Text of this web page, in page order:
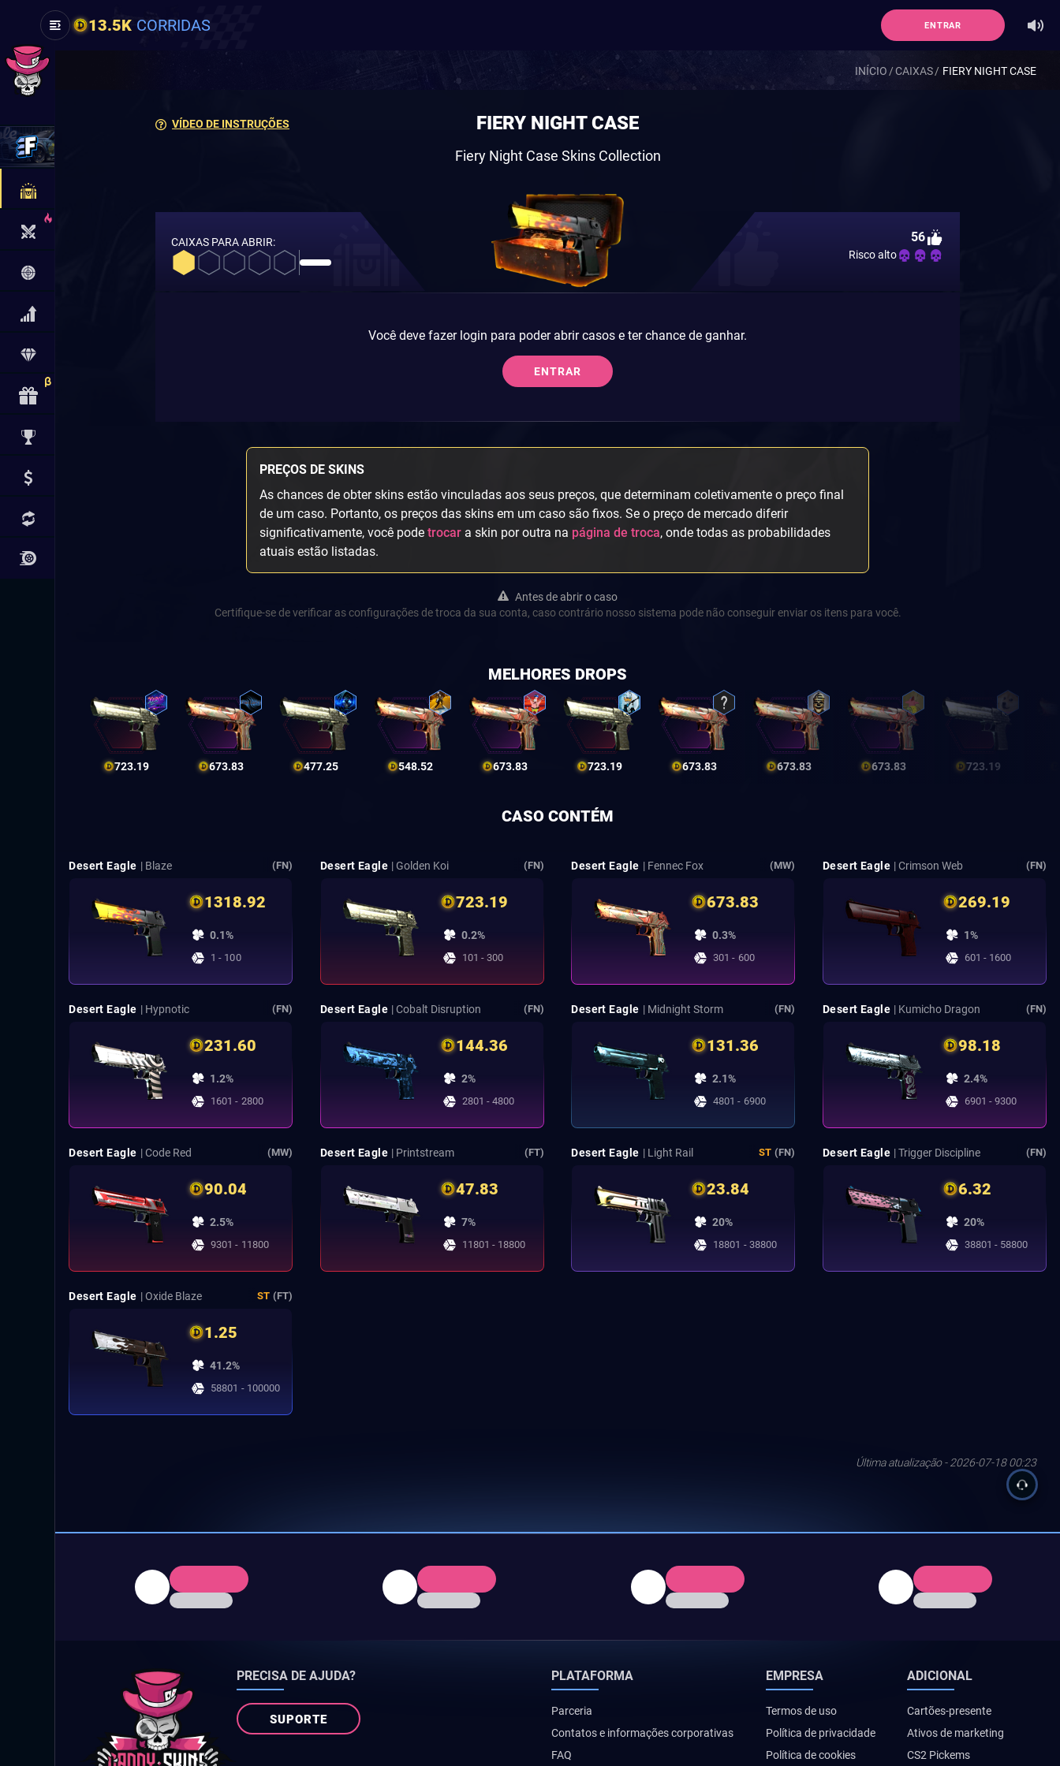
13.5K CORRIDAS ENTRAR
INÍCIO CAIXAS FIERY NIGHT CASE
VÍDEO DE INSTRUÇÕES FIERY NIGHT CASE
Fiery Night Case Skins Collection
CAIXAS PARA ABRIR: 56
Risco alto
Você deve fazer login para poder abrir casos e ter chance de ganhar.
ENTRAR
PREÇOS DE SKINS
As chances de obter skins estão vinculadas aos seus preços, que determinam coletivamente o preço final
de um caso. Portanto, os preços das skins em um caso são fixos. Se o preço de mercado diferir
significativamente, você pode trocar a skin por outra na página de troca, onde todas as probabilidades
atuais estão listadas.
Antes de abrir o caso
Certifique-se de verificar as configurações de troca da sua conta, caso contrário nosso sistema pode não conseguir enviar os itens para você.
MELHORES DROPS
723.19 673.83 477.25 548.52 673.83 723.19 673.83 673.83 673.83 723.19
CASO CONTÉM
Desert Eagle | Blaze (FN)
1318.92
0.1%
1 - 100
Desert Eagle | Golden Koi (FN)
723.19
0.2%
101 - 300
Desert Eagle | Fennec Fox (MW)
673.83
0.3%
301 - 600
Desert Eagle | Crimson Web (FN)
269.19
1%
601 - 1600
Desert Eagle | Hypnotic (FN)
231.60
1.2%
1601 - 2800
Desert Eagle | Cobalt Disruption (FN)
144.36
2%
2801 - 4800
Desert Eagle | Midnight Storm (FN)
131.36
2.1%
4801 - 6900
Desert Eagle | Kumicho Dragon (FN)
98.18
2.4%
6901 - 9300
Desert Eagle | Code Red (MW)
90.04
2.5%
9301 - 11800
Desert Eagle | Printstream (FT)
47.83
7%
11801 - 18800
Desert Eagle | Light Rail ST (FN)
23.84
20%
18801 - 38800
Desert Eagle | Trigger Discipline (FN)
6.32
20%
38801 - 58800
Desert Eagle | Oxide Blaze ST (FT)
1.25
41.2%
58801 - 100000
Última atualização - 2026-07-18 00:23
PRECISA DE AJUDA?
SUPORTE
PLATAFORMA
Parceria
Contatos e informações corporativas
FAQ
EMPRESA
Termos de uso
Política de privacidade
Política de cookies
ADICIONAL
Cartões-presente
Ativos de marketing
CS2 Pickems